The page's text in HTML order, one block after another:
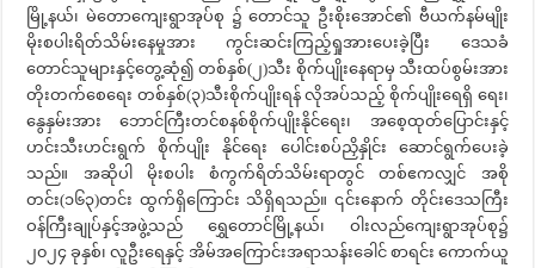
မြို့နယ်၊ မဲတောကျေးရွာအုပ်စု ၌ တောင်သူ ဦးစိုးအောင်၏ ဗီယက်နမ်မျိုး
မိုးစပါးရိတ်သိမ်းနေမှုအား ကွင်းဆင်းကြည့်ရှုအားပေးခဲ့ပြီး ဒေသခံ
တောင်သူများနှင့်တွေ့ဆုံ၍ တစ်နှစ်(၂)သီး စိုက်ပျိုးနေရာမှ သီးထပ်စွမ်းအား
တိုးတက်စေရေး တစ်နှစ်(၃)သီးစိုက်ပျိုးရန် လိုအပ်သည့် စိုက်ပျိုးရေရှိ ရေး၊
နွေနှမ်းအား ဘောင်ကြီးတင်စနစ်စိုက်ပျိုးနိုင်ရေး၊ အစေ့ထုတ်ပြောင်းနှင့်
ဟင်းသီးဟင်းရွက် စိုက်ပျိုး နိုင်ရေး ပေါင်းစပ်ညှိနှိုင်း ဆောင်ရွက်ပေးခဲ့
သည်။ အဆိုပါ မိုးစပါး စံကွက်ရိတ်သိမ်းရာတွင် တစ်ဧကလျှင် အစို
တင်း(၁၆၃)တင်း ထွက်ရှိကြောင်း သိရှိရသည်။ ၎င်းနောက် တိုင်းဒေသကြီး
ဝန်ကြီးချုပ်နှင့်အဖွဲ့သည် ရွှေတောင်မြို့နယ်၊ ဝါးလည်ကျေးရွာအုပ်စု၌
၂၀၂၄ ခုနှစ်၊ လူဦးရေနှင့် အိမ်အကြောင်းအရာသန်းခေါင် စာရင်း ကောက်ယူ